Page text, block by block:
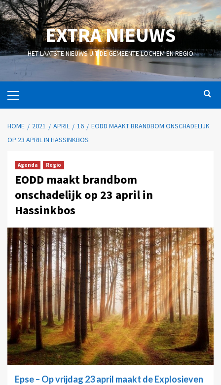
EXTRA NIEUWS
HET LAATSTE NIEUWS UIT DE GEMEENTE LOCHEM EN REGIO
HOME 2021 APRIL 16
EODD MAAKT BRANDBOM ONSCHADELIJK
OP 23 APRIL IN HASSINKBOS
Agenda Regio
EODD maakt brandbom
onschadelijk op 23 april in
Hassinkbos
Epse – Op vrijdag 23 april maakt de Explosieven